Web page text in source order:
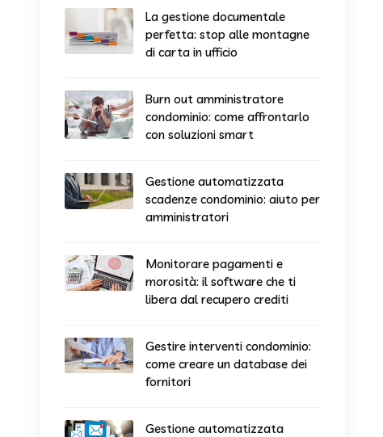
La gestione documentale
perfetta: stop alle montagne
di carta in ufficio
Burn out amministratore
condominio: come affrontarlo
con soluzioni smart
Gestione automatizzata
scadenze condominio: aiuto per
amministratori
Monitorare pagamenti e
morosità: il software che ti
libera dal recupero crediti
Gestire interventi condominio:
come creare un database dei
fornitori
Gestione automatizzata